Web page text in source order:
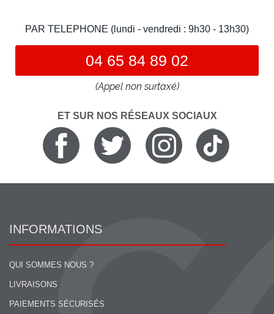
PAR TELEPHONE (lundi - vendredi : 9h30 - 13h30)
04 65 84 89 02
(Appel non surtaxé)
ET SUR NOS RÉSEAUX SOCIAUX
INFORMATIONS
QUI SOMMES NOUS ?
LIVRAISONS
PAIEMENTS SÉCURISÉS